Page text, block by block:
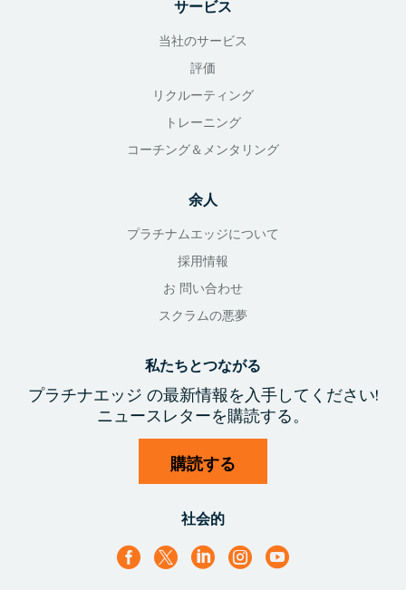
サービス
当社のサービス
評価
リクルーティング
トレーニング
コーチング＆メンタリング
余人
プラチナムエッジについて
採用情報
お 問い合わせ
スクラムの悪夢
私たちとつながる
プラチナエッジ の最新情報を入手してください!
ニュースレターを購読する。
購読する
社会的